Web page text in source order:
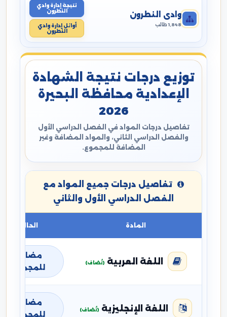
وادي النطرون
1,848 طالب
نتيجة إدارة وادي
النطرون
أوائل إدارة وادي
النطرون
توزيع درجات نتيجة الشهادة
الإعدادية محافظة البحيرة
2026
تفاصيل درجات المواد في الفصل الدراسي الأول
والفصل الدراسي الثاني، والمواد المضافة وغير
المضافة للمجموع.
تفاصيل درجات جميع المواد مع
الفصل الدراسي الأول والثاني
المادة الحالة
اللغة العربية (تُضاف)
مضافة
للمجموع
اللغة الإنجليزية (تُضاف)
مضافة
للمجموع